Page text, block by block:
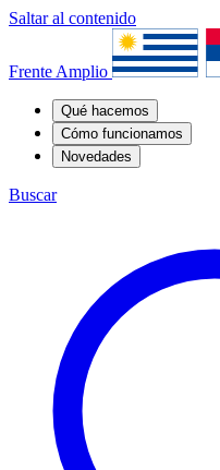
Saltar al contenido
Frente Amplio
Qué hacemos
Cómo funcionamos
Novedades
Buscar